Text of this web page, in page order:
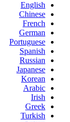
English
Chinese
French
German
Portuguese
Spanish
Russian
Japanese
Korean
Arabic
Irish
Greek
Turkish